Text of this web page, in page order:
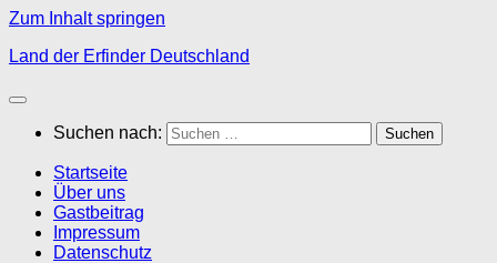
Zum Inhalt springen
Land der Erfinder Deutschland
Suchen nach:
Startseite
Über uns
Gastbeitrag
Impressum
Datenschutz